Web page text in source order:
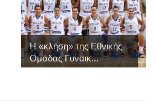
Η «κλήση» της Εθνικής
Ομάδας Γυναικ...